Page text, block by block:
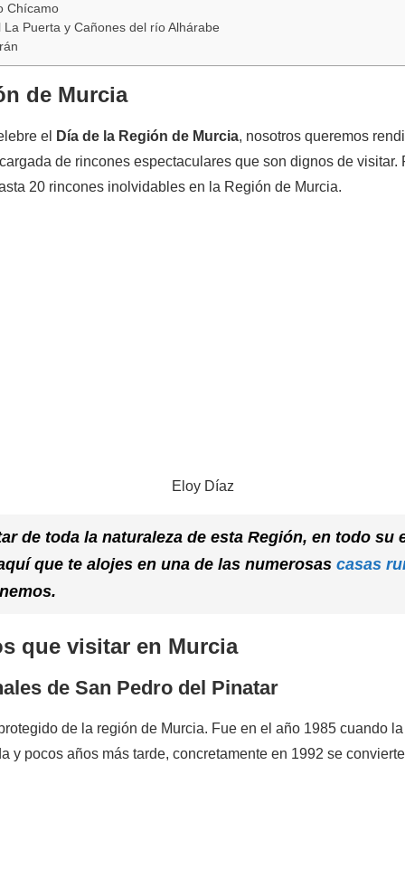
Chícamo
Puerta y Cañones del río Alhárabe
de Murcia
el Día de la Región de Murcia, nosotros queremos
de rincones espectaculares que son dignos de visitar.
20 rincones inolvidables en la Región de Murcia.
Eloy Díaz
de toda la naturaleza de esta Región, en todo su
que te alojes en una de las numerosas casas
que visitar en Murcia
de San Pedro del Pinatar
de la región de Murcia. Fue en el año 1985 cuando
y pocos años más tarde, concretamente en 1992 se